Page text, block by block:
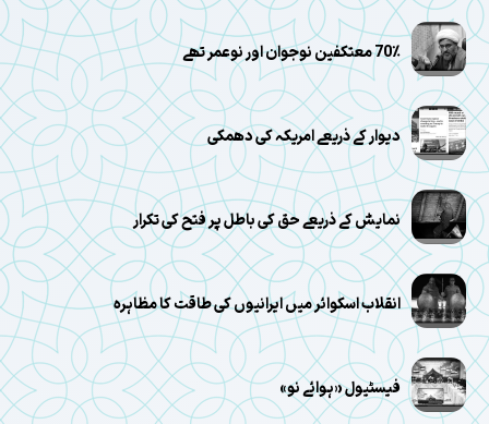
70٪ معتکفین نوجوان اور نوعمر تھے
دیوار کے ذریعے امریکہ کی دھمکی
نمایش کے ذریعے حق کی باطل پر فتح کی تکرار
انقلاب اسکوائر میں ایرانیوں کی طاقت کا مظاہرہ
فیسٹیول «ہوائے نو»